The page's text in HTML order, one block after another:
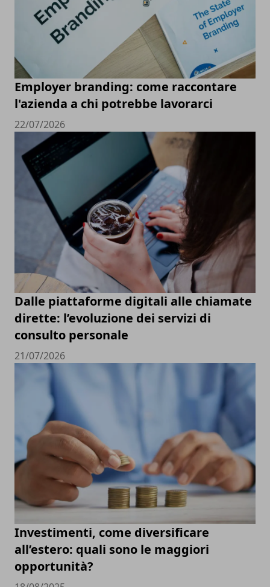
Employer branding: come raccontare
l'azienda a chi potrebbe lavorarci
22/07/2026
Dalle piattaforme digitali alle chiamate
dirette: l’evoluzione dei servizi di
consulto personale
21/07/2026
Investimenti, come diversificare
all’estero: quali sono le maggiori
opportunità?